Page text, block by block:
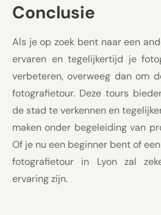
Conclusie
Als je op zoek bent naar een
ervaren en tegelijkertijd je
verbeteren, overweeg dan om
fotografietour. Deze tours
de stad te verkennen en
maken onder begeleiding van
Of je nu een beginner bent of
fotografietour in Lyon zal
ervaring zijn.